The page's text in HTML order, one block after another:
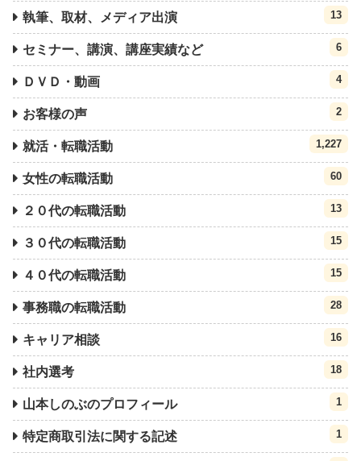
執筆、取材、メディア出演 13
セミナー、講演、講座実績など 6
ＤＶＤ・動画 4
お客様の声 2
就活・転職活動 1,227
女性の転職活動 60
２０代の転職活動 13
３０代の転職活動 15
４０代の転職活動 15
事務職の転職活動 28
キャリア相談 16
社内選考 18
山本しのぶのプロフィール 1
特定商取引法に関する記述 1